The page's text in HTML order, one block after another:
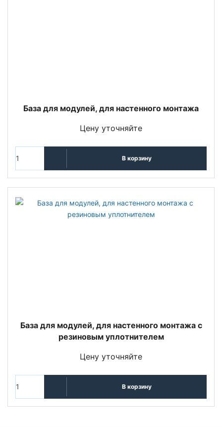
База для модулей, для настенного монтажа
Цену уточняйте
В корзину
База для модулей, для настенного монтажа с
резиновым уплотнителем
Цену уточняйте
В корзину